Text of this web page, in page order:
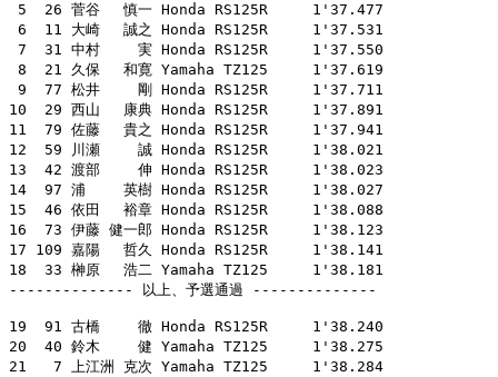
5  26 菅谷　 慎一 Honda RS125R     1'37.477
6  11 大崎　 誠之 Honda RS125R     1'37.531
7  31 中村　　 実 Honda RS125R     1'37.550
8  21 久保　 和寛 Yamaha TZ125     1'37.619
9  77 松井　　 剛 Honda RS125R     1'37.711
10  29 西山　 康典 Honda RS125R     1'37.891
11  79 佐藤　 貴之 Honda RS125R     1'37.941
12  59 川瀬　　 誠 Honda RS125R     1'38.021
13  42 渡部　　 伸 Honda RS125R     1'38.023
14  97 浦　　 英樹 Honda RS125R     1'38.027
15  46 依田　 裕章 Honda RS125R     1'38.088
16  73 伊藤 健一郎 Honda RS125R     1'38.123
17 109 嘉陽　 哲久 Honda RS125R     1'38.141
18  33 榊原　 浩二 Yamaha TZ125     1'38.181
-------------- 以上、予選通過 --------------
19  91 古橋　　 徹 Honda RS125R     1'38.240
20  40 鈴木　　 健 Yamaha TZ125     1'38.275
21   7 上江洲 克次 Yamaha TZ125     1'38.284